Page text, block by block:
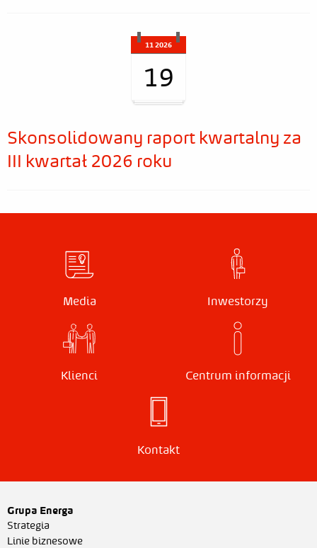
11 2026
19
Skonsolidowany raport kwartalny za
III kwartał 2026 roku
Media Inwestorzy
Klienci Centrum informacji
Kontakt
Grupa Energa
Strategia
Linie biznesowe